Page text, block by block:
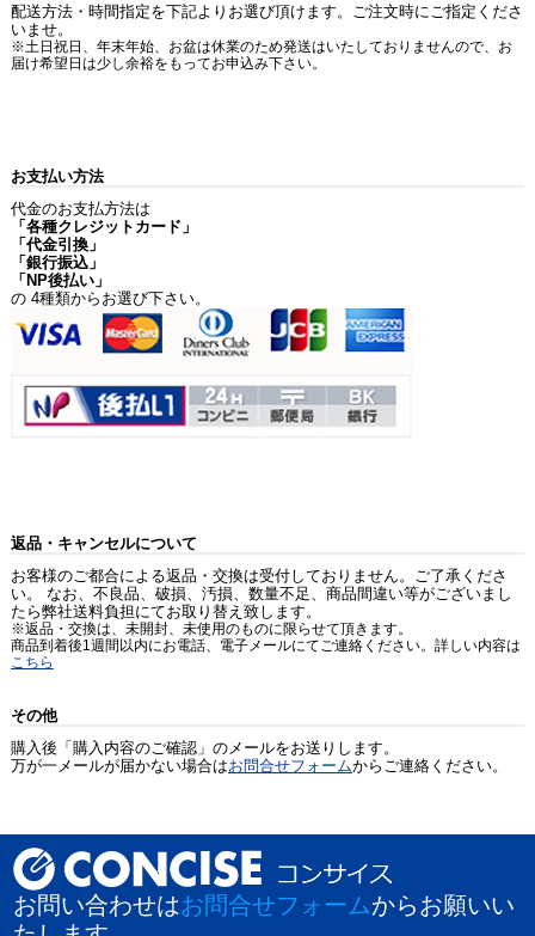
配送方法・時間指定を下記よりお選び頂けます。ご注文時にご指定くださ
いませ。
※土日祝日、年末年始、お盆は休業のため発送はいたしておりませんので、お
届け希望日は少し余裕をもってお申込み下さい。
お支払い方法
代金のお支払方法は
「各種クレジットカード」
「代金引換」
「銀行振込」
「NP後払い」
の 4種類からお選び下さい。
返品・キャンセルについて
お客様のご都合による返品・交換は受付しておりません。ご了承くださ
い。 なお、不良品、破損、汚損、数量不足、商品間違い等がございまし
たら弊社送料負担にてお取り替え致します。
※返品・交換は、未開封、未使用のものに限らせて頂きます。
商品到着後1週間以内にお電話、電子メールにてご連絡ください。詳しい内容は
こちら
その他
購入後「購入内容のご確認」のメールをお送りします。
万が一メールが届かない場合はお問合せフォームからご連絡ください。
お問い合わせはお問合せフォームからお願いい